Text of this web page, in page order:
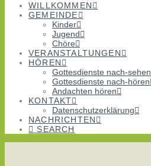
WILLKOMMEN
GEMEINDE
Kinder
Jugend
Chöre
VERANSTALTUNGEN
HÖREN
Gottesdienste nach-sehen
Gottesdienste nach-hören
Andachten hören
KONTAKT
Datenschutzerklärung
NACHRICHTEN
SEARCH